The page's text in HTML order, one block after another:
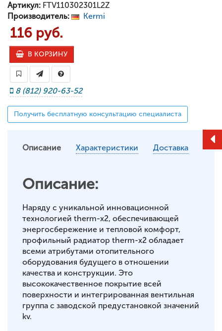
Артикул: FTV110302301L2Z
Производитель:
Kermi
116 руб.
В КОРЗИНУ
8 (812) 920-63-52
Получить бесплатную консультацию специалиста
Описание Характеристики Доставка
Описание:
Наряду с уникальной инновационной
технологией therm-x2, обеспечивающей
энергосбережение и тепловой комфорт,
профильный радиатор therm-x2 обладает
всеми атрибутами отопительного
оборудования будущего в отношении
качества и конструкции. Это
высококачественное покрытие всей
поверхности и интегрированная вентильная
группа с заводской предустановкой значений
kv.